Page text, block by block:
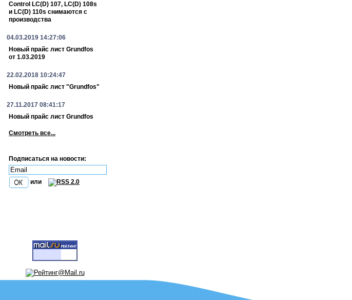
Control LC(D) 107, LC(D) 108s
и LC(D) 110s снимаются с
производства
04.03.2019 14:27:06
Новый прайс лист Grundfos
от 1.03.2019
22.02.2018 10:24:47
Новый прайс лист "Grundfos"
27.11.2017 08:41:17
Новый прайс лист Grundfos
Смотреть все...
Подписаться на новости:
или